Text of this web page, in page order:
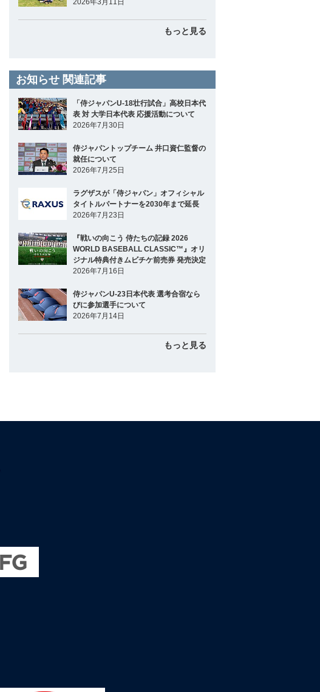
2026年3月11日
もっと見る
お知らせ 関連記事
「侍ジャパンU-18壮行試合」高校日本代
表 対 大学日本代表 応援活動について
2026年7月30日
侍ジャパントップチーム 井口資仁監督の
就任について
2026年7月25日
ラグザスが「侍ジャパン」オフィシャル
タイトルパートナーを2030年まで延長
2026年7月23日
『戦いの向こう 侍たちの記録 2026
WORLD BASEBALL CLASSIC™』オリ
ジナル特典付きムビチケ前売券 発売決定
2026年7月16日
侍ジャパンU-23日本代表 選考合宿なら
びに参加選手について
2026年7月14日
もっと見る